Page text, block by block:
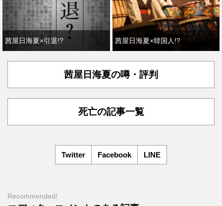
茜屋日海夏×引退!? 茜屋日海夏×韓国人!?
茜屋日海夏の噂・評判
死亡の記事一覧
Twitter Facebook LINE
Recommended!